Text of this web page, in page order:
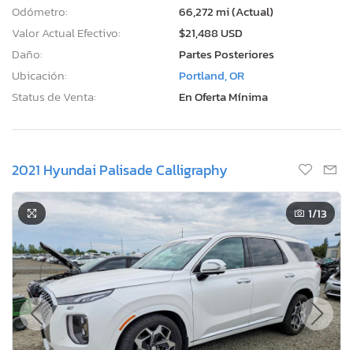
Odómetro:
66,272 mi (Actual)
Valor Actual Efectivo:
$21,488 USD
Daño:
Partes Posteriores
Ubicación:
Portland, OR
Status de Venta:
En Oferta Mínima
2021 Hyundai Palisade Calligraphy
1/13